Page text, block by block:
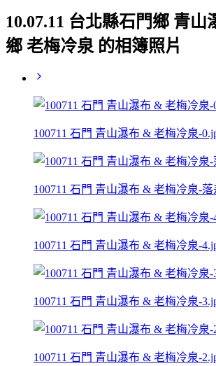
10.07.11 台北縣石門鄉 青山
鄉 老梅冷泉 的相簿照片
100711 石門 青山瀑布 & 老梅冷泉-
100711 石門 青山瀑布 & 老梅冷泉-落
100711 石門 青山瀑布 & 老梅冷泉-
100711 石門 青山瀑布 & 老梅冷泉-
100711 石門 青山瀑布 & 老梅冷泉-